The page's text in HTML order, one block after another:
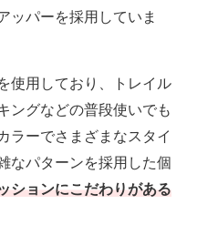
ッパーを採用していま
使用しており、トレイル
ングなどの普段使いでも
ラーでさまざまなスタイ
なパターンを採用した個
ションにこだわりがある